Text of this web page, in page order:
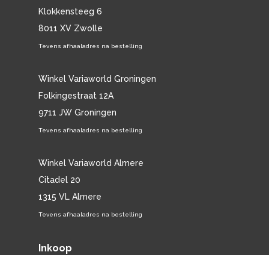
Klokkensteeg 6
8011 XV Zwolle
Tevens afhaaladres na bestelling
Winkel Variaworld Groningen
Folkingestraat 12A
9711 JW Groningen
Tevens afhaaladres na bestelling
Winkel Variaworld Almere
Citadel 20
1315 VL Almere
Tevens afhaaladres na bestelling
Inkoop